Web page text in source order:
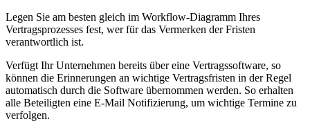
Legen Sie am besten gleich im Workflow-Diagramm Ihres
Vertragsprozesses fest, wer für das Vermerken der Fristen
verantwortlich ist.
Verfügt Ihr Unternehmen bereits über eine Vertragssoftware, so
können die Erinnerungen an wichtige Vertragsfristen in der Regel
automatisch durch die Software übernommen werden. So erhalten
alle Beteiligten eine E-Mail Notifizierung, um wichtige Termine zu
verfolgen.